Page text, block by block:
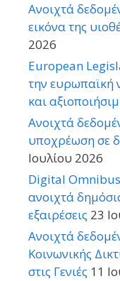
Ανοιχτά
εικόνα της
2026
European
την ευρωπαϊκή
και
Ανοιχτά
υποχρέωση σε
Ιουλίου 2026
Digital
ανοιχτά
εξαιρέσεις 23
Ανοιχτά
Κοινωνικής
στις Γενιές 11